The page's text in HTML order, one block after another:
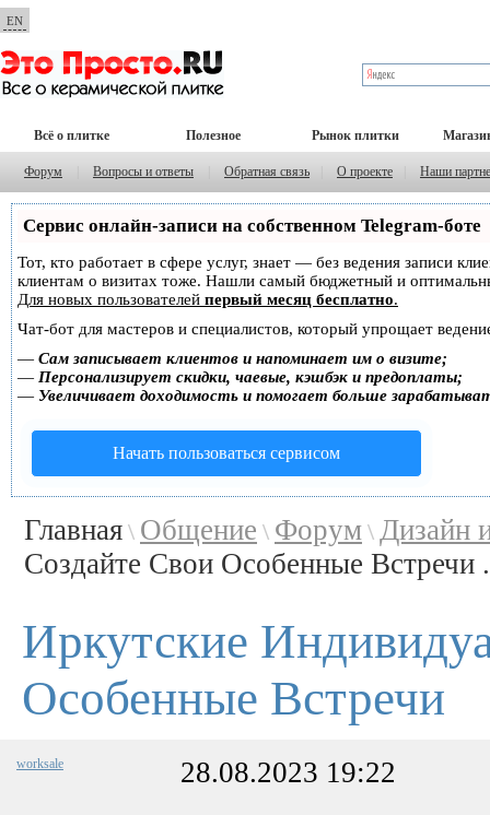
EN
Всё о плитке Полезное Рынок плитки
Форум Вопросы и ответы Обратная связь О проекте Наши
Сервис онлайн-записи на собственном Telegram-боте
Тот, кто работает в сфере услуг, знает — без ведения записи
клиентам о визитах тоже. Нашли самый бюджетный и
Для новых пользователей первый месяц бесплатно.
Чат-бот для мастеров и специалистов, который упрощает
— Сам записывает клиентов и напоминает им о визите;
— Персонализирует скидки, чаевые, кэшбэк и предоплаты;
— Увеличивает доходимость и помогает больше
Начать пользоваться сервисом
Главная \ Общение \ Форум \ Дизайн
Создайте Свои Особенные Встречи
Иркутские
Особенные Встречи
worksale 28.08.2023 19:22